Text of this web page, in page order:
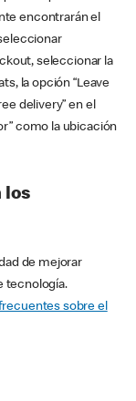
encontrarán el
seleccionar la
la opción “Leave
delivery” en el
como la ubicación
los
de mejorar
tecnología.
sobre el